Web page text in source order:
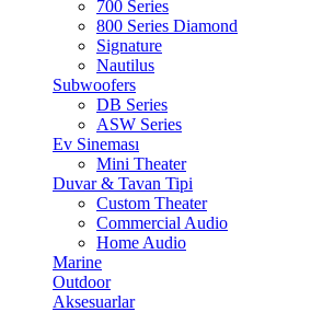
700 Series
800 Series Diamond
Signature
Nautilus
Subwoofers
DB Series
ASW Series
Ev Sineması
Mini Theater
Duvar & Tavan Tipi
Custom Theater
Commercial Audio
Home Audio
Marine
Outdoor
Aksesuarlar